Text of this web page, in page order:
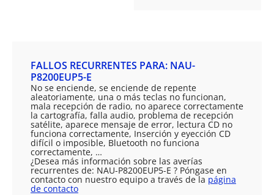
FALLOS RECURRENTES PARA: NAU-
P8200EUP5-E
No se enciende, se enciende de repente
aleatoriamente, una o más teclas no funcionan,
mala recepción de radio, no aparece correctamente
la cartografía, falla audio, problema de recepción
satélite, aparece mensaje de error, lectura CD no
funciona correctamente, Inserción y eyección CD
difícil o imposible, Bluetooth no funciona
correctamente, …
¿Desea más información sobre las averías
recurrentes de: NAU-P8200EUP5-E ? Póngase en
contacto con nuestro equipo a través de la página
de contacto